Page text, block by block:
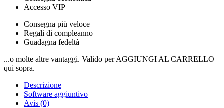
Accesso VIP
Consegna più veloce
Regali di compleanno
Guadagna fedeltà
...o molte altre vantaggi. Valido per AGGIUNGI AL CARRELLO
qui sopra.
Descrizione
Software aggiuntivo
Avis (0)